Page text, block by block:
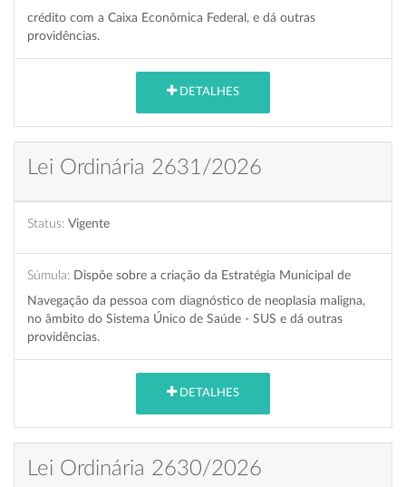
crédito com a Caixa Econômica Federal, e dá outras
providências.
DETALHES
Lei Ordinária 2631/2026
Status: Vigente
Súmula: Dispõe sobre a criação da Estratégia Municipal de
Navegação da pessoa com diagnóstico de neoplasia maligna,
no âmbito do Sistema Único de Saúde - SUS e dá outras
providências.
DETALHES
Lei Ordinária 2630/2026